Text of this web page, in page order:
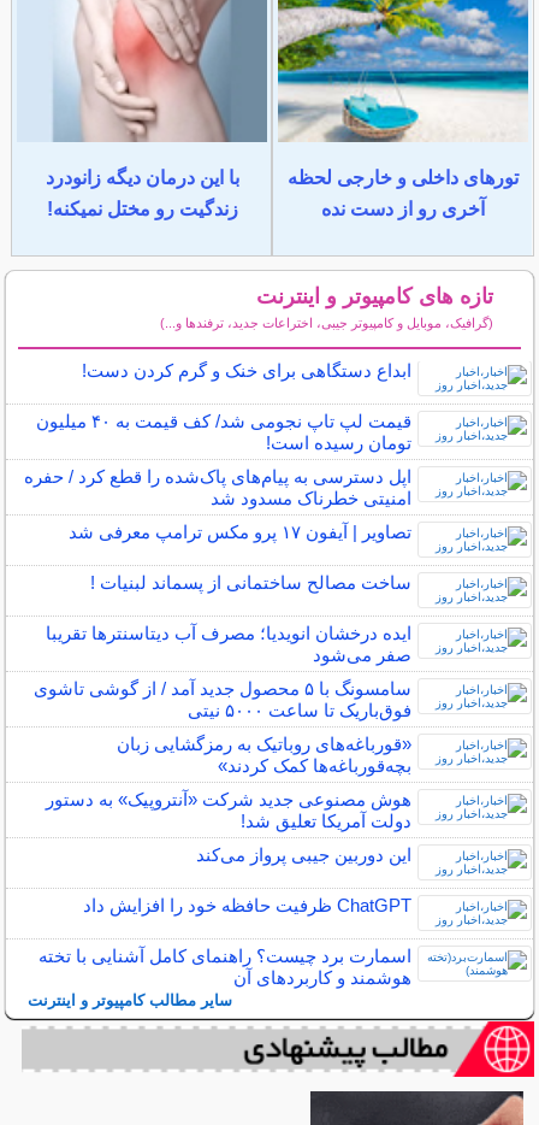
تورهای داخلی و خارجی لحظه
آخری رو از دست نده
با این درمان دیگه زانودرد
زندگیت رو مختل نمیکنه!
تازه های کامپیوتر و اینترنت
(گرافیک، موبایل و کامپیوتر جیبی، اختراعات جدید، ترفندها و...)
ابداع دستگاهی برای خنک و گرم کردن دست!
قیمت‌ لپ‌ تاپ نجومی شد/ کف قیمت‌ به ۴۰‌ میلیون
تومان رسیده است!
اپل دسترسی به پیام‌های پاک‌شده را قطع کرد / حفره
امنیتی خطرناک مسدود شد
تصاویر | آیفون ۱۷ پرو مکس ترامپ معرفی شد
ساخت مصالح ساختمانی از پسماند لبنیات !
ایده درخشان انویدیا؛ مصرف آب دیتاسنترها تقریبا
صفر می‌شود
سامسونگ با ۵ محصول جدید آمد / از گوشی تاشوی
فوق‌باریک تا ساعت ۵۰۰۰ نیتی
«قورباغه‌های روباتیک به رمزگشایی زبان
بچه‌قورباغه‌ها کمک کردند»
هوش مصنوعی جدید شرکت «آنتروپیک» به دستور
دولت آمریکا تعلیق شد!
این دوربین جیبی پرواز می‌کند
ChatGPT ظرفیت حافظه خود را افزایش داد
اسمارت برد چیست؟ راهنمای کامل آشنایی با تخته
هوشمند و کاربردهای آن
سایر مطالب کامپیوتر و اینترنت